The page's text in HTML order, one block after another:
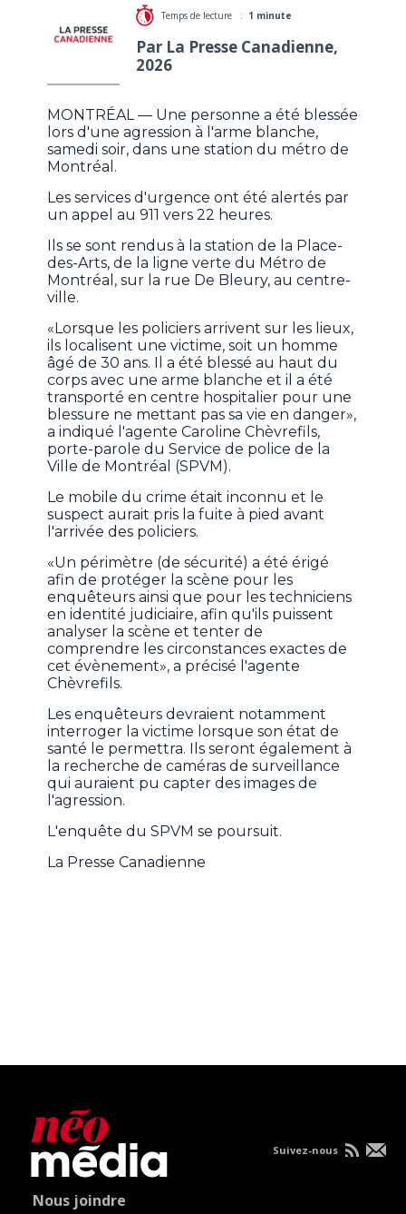
Temps de lecture : 1 minute
Par La Presse Canadienne,
2026
MONTRÉAL — Une personne a été blessée
lors d'une agression à l'arme blanche,
samedi soir, dans une station du métro de
Montréal.
Les services d'urgence ont été alertés par
un appel au 911 vers 22 heures.
Ils se sont rendus à la station de la Place-
des-Arts, de la ligne verte du Métro de
Montréal, sur la rue De Bleury, au centre-
ville.
«Lorsque les policiers arrivent sur les lieux,
ils localisent une victime, soit un homme
âgé de 30 ans. Il a été blessé au haut du
corps avec une arme blanche et il a été
transporté en centre hospitalier pour une
blessure ne mettant pas sa vie en danger»,
a indiqué l'agente Caroline Chèvrefils,
porte-parole du Service de police de la
Ville de Montréal (SPVM).
Le mobile du crime était inconnu et le
suspect aurait pris la fuite à pied avant
l'arrivée des policiers.
«Un périmètre (de sécurité) a été érigé
afin de protéger la scène pour les
enquêteurs ainsi que pour les techniciens
en identité judiciaire, afin qu'ils puissent
analyser la scène et tenter de
comprendre les circonstances exactes de
cet évènement», a précisé l'agente
Chèvrefils.
Les enquêteurs devraient notamment
interroger la victime lorsque son état de
santé le permettra. Ils seront également à
la recherche de caméras de surveillance
qui auraient pu capter des images de
l'agression.
L'enquête du SPVM se poursuit.
La Presse Canadienne
Nous joindre
Suivez-nous